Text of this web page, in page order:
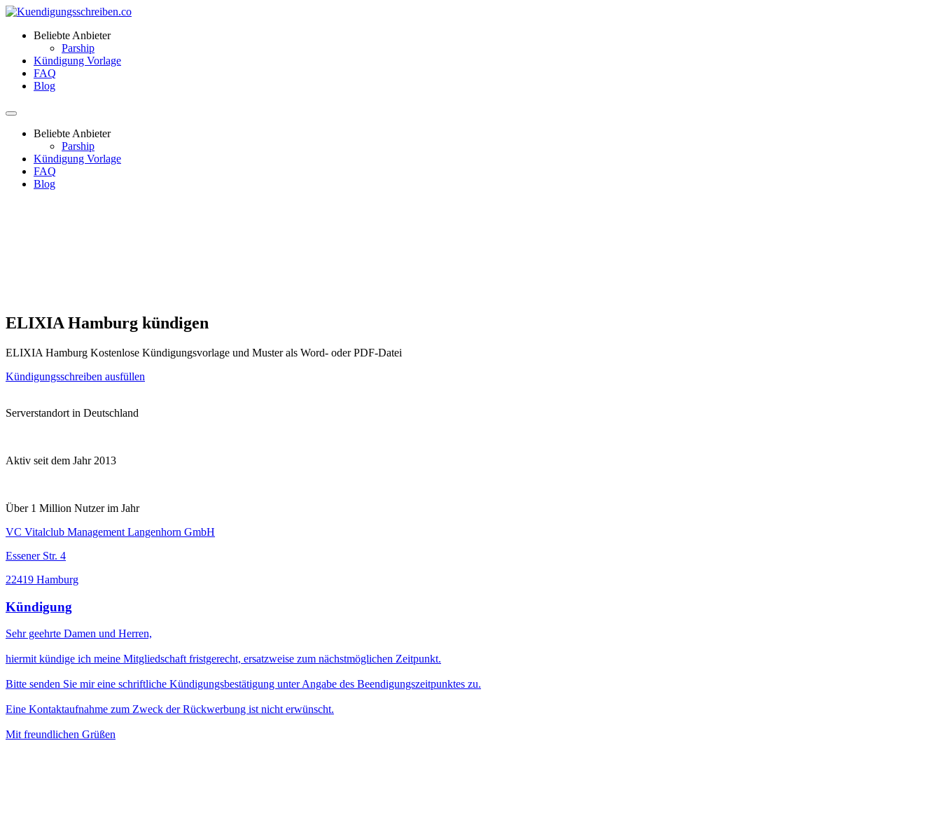
Beliebte Anbieter
Parship
Kündigung Vorlage
FAQ
Blog
Beliebte Anbieter
Parship
Kündigung Vorlage
FAQ
Blog
ELIXIA Hamburg kündigen
ELIXIA Hamburg Kostenlose Kündigungsvorlage und Muster als Word- oder PDF-Datei
Kündigungsschreiben ausfüllen
Serverstandort in Deutschland
Aktiv seit dem Jahr 2013
Über 1 Million Nutzer im Jahr
VC Vitalclub Management Langenhorn GmbH
Essener Str. 4
22419 Hamburg
Kündigung
Sehr geehrte Damen und Herren,
hiermit kündige ich meine Mitgliedschaft fristgerecht, ersatzweise zum nächstmöglichen Zeitpunkt.
Bitte senden Sie mir eine schriftliche Kündigungsbestätigung unter Angabe des Beendigungszeitpunktes zu.
Eine Kontaktaufnahme zum Zweck der Rückwerbung ist nicht erwünscht.
Mit freundlichen Grüßen